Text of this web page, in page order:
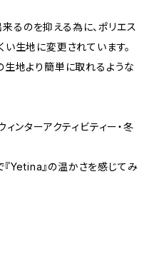
るのを抑える為に、ポリエス
生地に変更されています。
生地より簡単に取れるような
ィンターアクティビティー・冬
Yetina』の温かさを感じてみ